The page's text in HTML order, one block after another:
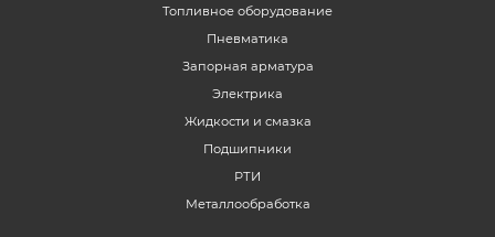
Топливное оборудование
Пневматика
Запорная арматура
Электрика
Жидкости и смазка
Подшипники
РТИ
Металлообработка